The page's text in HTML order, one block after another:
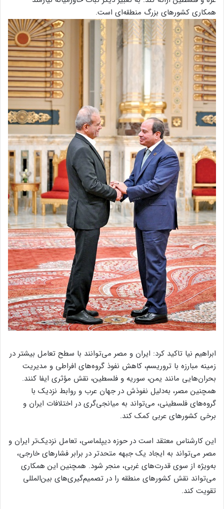
همکاری کشورهای بزرگ منطقه‌ای است.
ابراهیم نیا تاکید کرد: ایران و مصر می‌توانند با سطح تعامل بیشتر در
زمینه مبارزه با تروریسم، کاهش نفوذ گروه‌های افراطی و مدیریت
بحران‌هایی مانند یمن، سوریه و فلسطین، نقش مؤثری ایفا کنند.
همچنین مصر، به‌دلیل نفوذش در جهان عرب و روابط نزدیک با
گروه‌های فلسطینی، می‌تواند به میانجی‌گری در اختلافات ایران و
برخی کشورهای عربی کمک کند.
این کارشناس معتقد است در حوزه دیپلماسی، تعامل نزدیک‌تر ایران و
مصر می‌تواند به ایجاد یک جبهه متحدتر در برابر فشارهای خارجی،
به‌ویژه از سوی قدرت‌های غربی، منجر شود. همچنین این همکاری
می‌تواند نقش کشورهای منطقه را در تصمیم‌گیری‌های بین‌المللی
تقویت کند.